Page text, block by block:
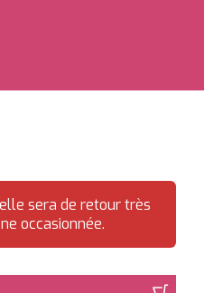
sera de retour très
occasionnée.